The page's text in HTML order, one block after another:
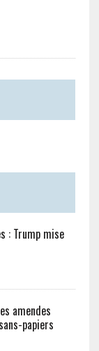
: Trump mise
amendes
papiers